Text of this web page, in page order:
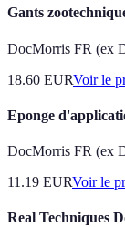
Gants
DocMorris FR (ex
18.60 EURVoir le
Eponge
DocMorris FR (ex
11.19 EURVoir le
Real Techniques